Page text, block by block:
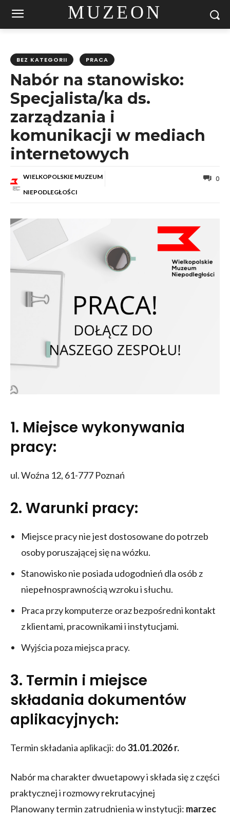
MUZEON
BEZ KATEGORII PRACA
Nabór na stanowisko:
Specjalista/ka ds.
zarządzania i
komunikacji w mediach
internetowych
WIELKOPOLSKIE MUZEUM
NIEPODLEGŁOŚCI
0
1. Miejsce wykonywania
pracy:
ul. Woźna 12, 61-777 Poznań
2. Warunki pracy:
Miejsce pracy nie jest dostosowane do potrzeb
osoby poruszającej się na wózku.
Stanowisko nie posiada udogodnień dla osób z
niepełnosprawnością wzroku i słuchu.
Praca przy komputerze oraz bezpośredni kontakt
z klientami, pracownikami i instytucjami.
Wyjścia poza miejsca pracy.
3. Termin i miejsce
składania dokumentów
aplikacyjnych:
Termin składania aplikacji: do31.01.2026 r.
Nabór ma charakter dwuetapowy i składa się z części
praktycznej i rozmowy rekrutacyjnej
Planowany termin zatrudnienia w instytucji: marzec